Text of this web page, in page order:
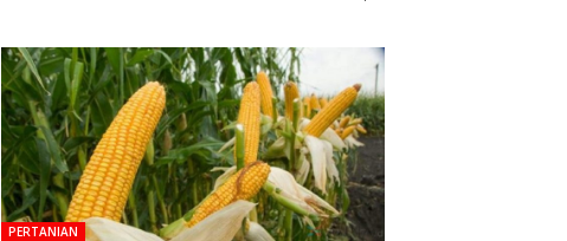
PERTANIAN